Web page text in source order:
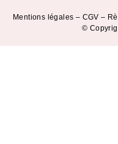
Mentions légales – CGV –
©